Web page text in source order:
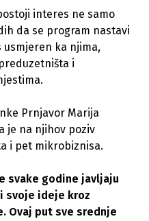
interes ne samo
da se program nastavi
ka njima,
i
Prnjavor Marija
je na njihov poziv
i pet mikrobiznisa.
svake godine javljaju
svoje ideje kroz
Ovaj put sve srednje